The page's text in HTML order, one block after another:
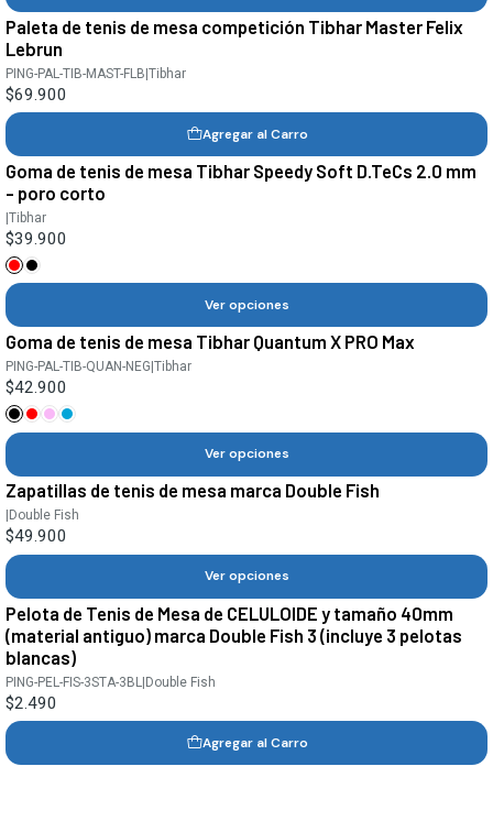
Paleta de tenis de mesa competición Tibhar Master Felix
Lebrun
PING-PAL-TIB-MAST-FLB|Tibhar
$69.900
Agregar al Carro
Goma de tenis de mesa Tibhar Speedy Soft D.TeCs 2.0 mm
- poro corto
|Tibhar
$39.900
Ver opciones
Goma de tenis de mesa Tibhar Quantum X PRO Max
PING-PAL-TIB-QUAN-NEG |Tibhar
$42.900
Ver opciones
Zapatillas de tenis de mesa marca Double Fish
Double Fish
$49.900
Ver opciones
Pelota de Tenis de Mesa de CELULOIDE y tamaño 40mm
(material antiguo) marca Double Fish 3 (incluye 3 pelotas
blancas)
PING-PEL-FIS-3STA-3BL |Double Fish
$2.490
Agregar al Carro